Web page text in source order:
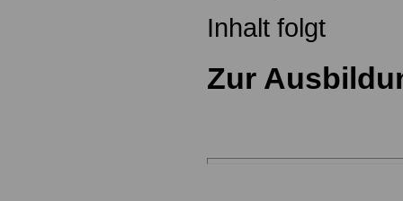
Inhalt folgt
Zur